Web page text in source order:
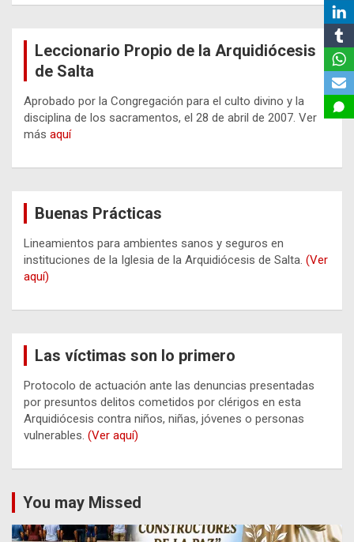
Leccionario Propio de la Arquidiócesis
de Salta
Aprobado por la Congregación para el culto divino y la
disciplina de los sacramentos, el 28 de abril de 2007. Ver
más aquí
Buenas Prácticas
Lineamientos para ambientes sanos y seguros en
instituciones de la Iglesia de la Arquidiócesis de Salta. (Ver
aquí)
Las víctimas son lo primero
Protocolo de actuación ante las denuncias presentadas
por presuntos delitos cometidos por clérigos en esta
Arquidiócesis contra niños, niñas, jóvenes o personas
vulnerables. (Ver aquí)
You may Missed